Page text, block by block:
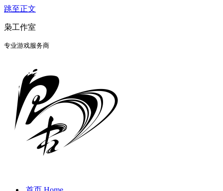
跳至正文
枭工作室
专业游戏服务商